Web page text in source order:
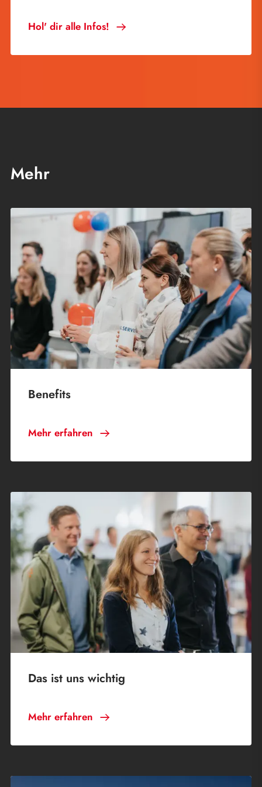
Hol' dir alle Infos!
Mehr
Benefits
Mehr erfahren
Das ist uns wichtig
Mehr erfahren